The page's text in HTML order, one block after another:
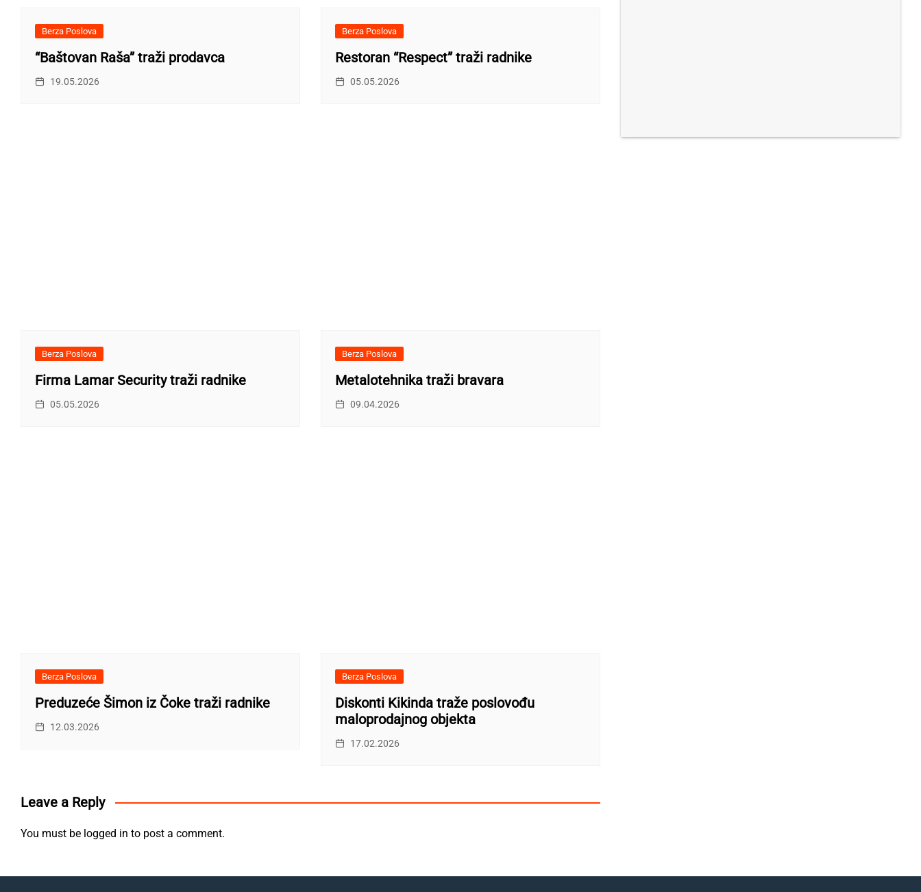
Berza Poslova
“Baštovan Raša” traži prodavca
19.05.2026
Berza Poslova
Restoran “Respect” traži radnike
05.05.2026
Berza Poslova
Firma Lamar Security traži radnike
05.05.2026
Berza Poslova
Metalotehnika traži bravara
09.04.2026
Berza Poslova
Preduzeće Šimon iz Čoke traži radnike
12.03.2026
Berza Poslova
Diskonti Kikinda traže poslovođu
maloprodajnog objekta
17.02.2026
Leave a Reply
You must be logged in to post a comment.